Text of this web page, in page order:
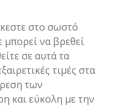
στο σωστό
να βρεθεί
σε αυτά τα
τιμές στα
των
και εύκολη με την